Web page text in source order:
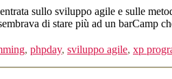
sullo sviluppo agile e sulle
di stare più ad un barCamp
, phpday, sviluppo agile, xp